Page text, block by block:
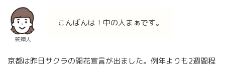
管理人
こんばんは！中の人まぁです。
京都は昨日サクラの開花宣言が出ました。例年よりも2週間程